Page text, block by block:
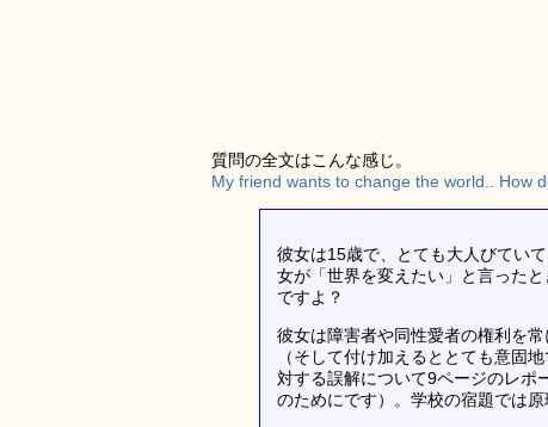
質問の全文はこんな感じ。
My friend wants to change the world.. How
彼女は15歳で、とても大人びてい
女が「世界を変えたい」と言った
ですよ？
彼女は障害者や同性愛者の権利を
（そして付け加えるととても意固
対する誤解について9ページのレポ
のためにです）。学校の宿題では